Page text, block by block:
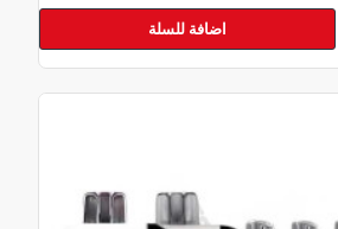
اضافة للسلة